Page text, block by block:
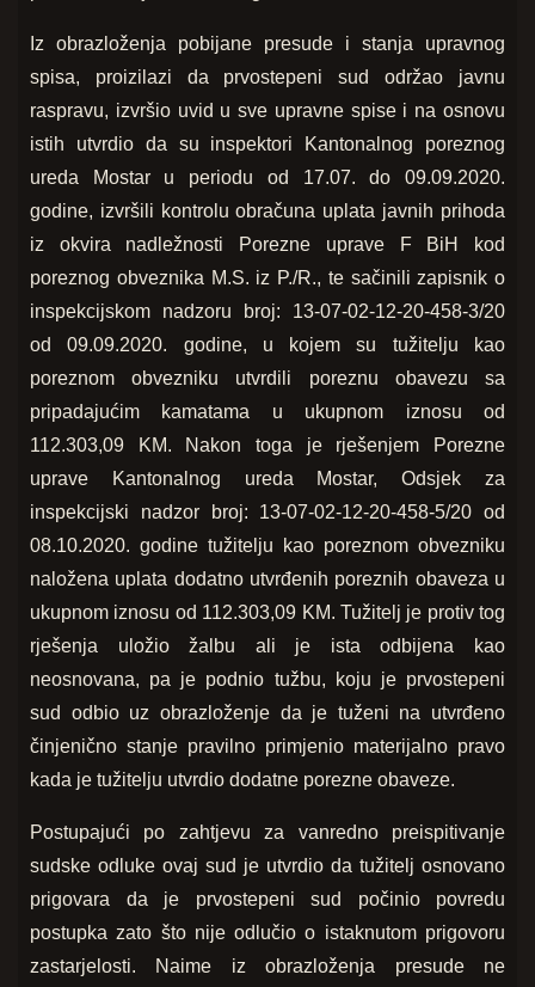
Iz obrazloženja pobijane presude i stanja upravnog
spisa, proizilazi da prvostepeni sud održao javnu
raspravu, izvršio uvid u sve upravne spise i na osnovu
istih utvrdio da su inspektori Kantonalnog poreznog
ureda Mostar u periodu od 17.07. do 09.09.2020.
godine, izvršili kontrolu obračuna uplata javnih prihoda
iz okvira nadležnosti Porezne uprave F BiH kod
poreznog obveznika M.S. iz P./R., te sačinili zapisnik o
inspekcijskom nadzoru broj: 13-07-02-12-20-458-3/20
od 09.09.2020. godine, u kojem su tužitelju kao
poreznom obvezniku utvrdili poreznu obavezu sa
pripadajućim kamatama u ukupnom iznosu od
112.303,09 KM. Nakon toga je rješenjem Porezne
uprave Kantonalnog ureda Mostar, Odsjek za
inspekcijski nadzor broj: 13-07-02-12-20-458-5/20 od
08.10.2020. godine tužitelju kao poreznom obvezniku
naložena uplata dodatno utvrđenih poreznih obaveza u
ukupnom iznosu od 112.303,09 KM. Tužitelj je protiv tog
rješenja uložio žalbu ali je ista odbijena kao
neosnovana, pa je podnio tužbu, koju je prvostepeni
sud odbio uz obrazloženje da je tuženi na utvrđeno
činjenično stanje pravilno primjenio materijalno pravo
kada je tužitelju utvrdio dodatne porezne obaveze.
Postupajući po zahtjevu za vanredno preispitivanje
sudske odluke ovaj sud je utvrdio da tužitelj osnovano
prigovara da je prvostepeni sud počinio povredu
postupka zato što nije odlučio o istaknutom prigovoru
zastarjelosti. Naime iz obrazloženja presude ne